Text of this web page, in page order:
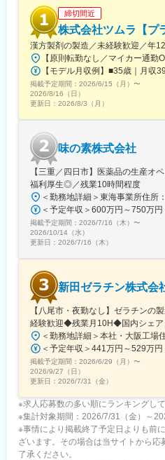
中途入社者の割合も高く、様
め、コミュニケーションも活
【長期就業しやすい制度】
■ケアリーブ制度：
小学校就学中までの子供の病
単位で有給休暇を取得できます
■月の平均残業は20時間程度。
【当社について】
シミックグループの一員とし
（CDMO）を提供する企業で
生産まで、医薬品の開発・製
を提供。静岡県の製剤開発セ
西根、富山、足利）と海外2
固形製剤・半固形製剤・注射
す。さらに、特殊分割錠や3D
変更の範囲：会社の定める業務
締切間近
株式会社ツムラ【プ
漢方製剤の製造／未経験歓迎／年
掲載予定期間： 2026/6/15（月） 〜
2026/8/16（日）
更新日： 2026/8/3（月）
味の素株式会社
【三重／四日市】医薬品の生産オ
福利厚生◎／残業10時間程度
掲載予定期間： 2026/7/16（木） 〜
2026/10/14（水）
更新日： 2026/7/16（木）
新田ゼラチン株式会
【八尾市・夜勤なし】ゼラチンの
経験歓迎◆残業月10H◆国内シェア
掲載予定期間： 2026/6/29（月） 〜
2026/9/27（日）
更新日： 2026/7/31（金）
※求人応募数の多い順にランキングし
※集計対象期間：2026/7/31（金）～
※事情により掲載終了予定日よりも前
ざいます。その場合は当サイトから
了承ください。